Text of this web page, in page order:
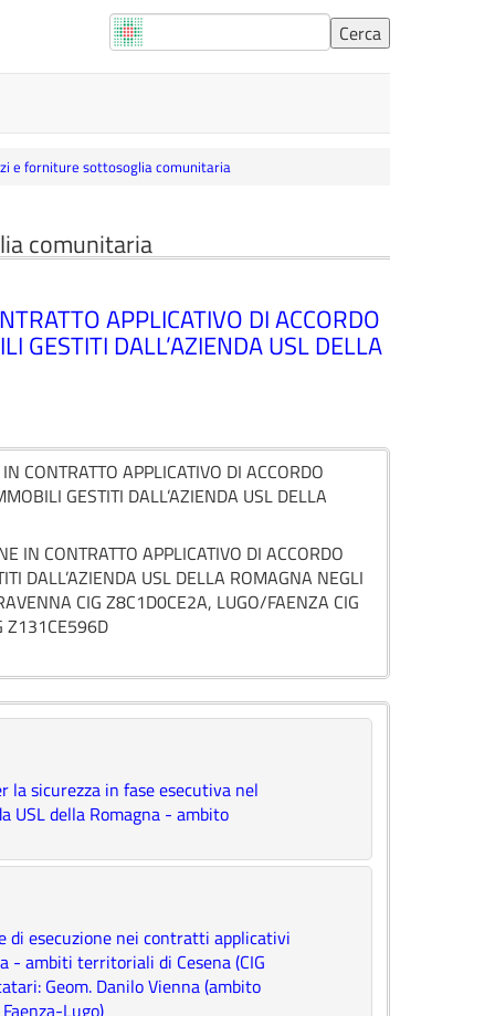
e forniture sottosoglia comunitaria
comunitaria
APPLICATIVO DI ACCORDO
GESTITI DALL’AZIENDA USL DELLA
CONTRATTO APPLICATIVO DI ACCORDO
GESTITI DALL’AZIENDA USL DELLA
IN CONTRATTO APPLICATIVO DI ACCORDO
DALL’AZIENDA USL DELLA ROMAGNA NEGLI
CIG Z8C1D0CE2A, LUGO/FAENZA CIG
Z131CE596D
sicurezza in fase esecutiva nel
USL della Romagna - ambito
di esecuzione nei contratti applicativi
- ambiti territoriali di Cesena (CIG
Geom. Danilo Vienna (ambito